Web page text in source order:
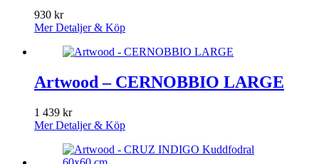
930 kr
Mer Detaljer & Köp
Artwood – CERNOBBIO LARGE
1 439 kr
Mer Detaljer & Köp